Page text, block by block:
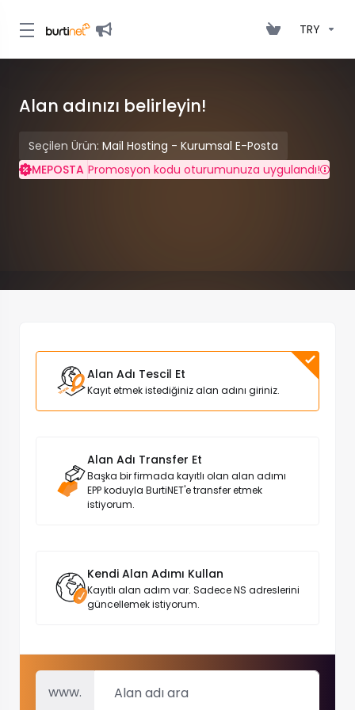
TRY
Alan adınızı belirleyin!
Seçilen Ürün: Mail Hosting - Kurumsal E-Posta
MEPOSTA Promosyon kodu oturumunuza uygulandı!
Alan Adı Tescil Et
Kayıt etmek istediğiniz alan adını giriniz.
Alan Adı Transfer Et
Başka bir firmada kayıtlı olan alan adımı
EPP koduyla BurtiNET'e transfer etmek
istiyorum.
Kendi Alan Adımı Kullan
Kayıtlı alan adım var. Sadece NS adreslerini
güncellemek istiyorum.
www.